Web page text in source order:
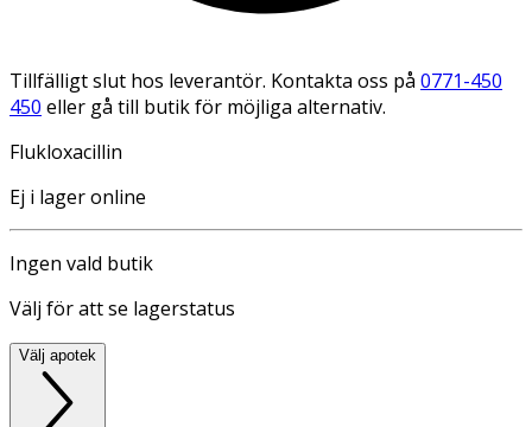
Tillfälligt slut hos leverantör. Kontakta oss på 0771-450
450 eller gå till butik för möjliga alternativ.
Flukloxacillin
Ej i lager online
Ingen vald butik
Välj för att se lagerstatus
Välj apotek